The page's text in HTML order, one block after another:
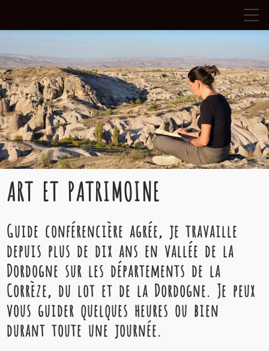
ART ET PATRIMOINE
Guide conférencière agrée, je travaille
depuis plus de dix ans en vallée de la
Dordogne sur les départements de la
Corrèze, du lot et de la Dordogne. Je peux
vous guider quelques heures ou bien
durant toute une journée.